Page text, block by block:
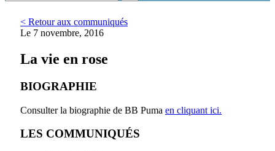
< Retour aux communiqués
Le 7 novembre, 2016
La vie en rose
BIOGRAPHIE
Consulter la biographie de BB Puma en cliquant ici.
LES COMMUNIQUÉS